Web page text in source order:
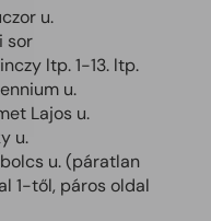
u.
sor
ltp. 1-13. ltp.
u.
Lajos u.
u.
u. (páratlan
1-től, páros oldal